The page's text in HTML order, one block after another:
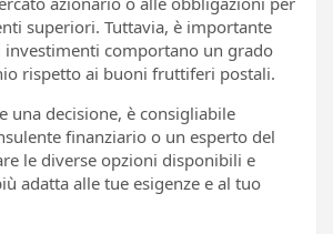
superiori. Tuttavia, è importante
investimenti comportano un grado
rispetto ai buoni fruttiferi postali.
una decisione, è consigliabile
finanziario o un esperto del
le diverse opzioni disponibili e
adatta alle tue esigenze e al tuo